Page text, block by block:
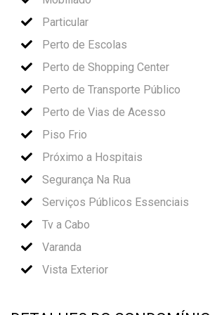
Particular
Perto de Escolas
Perto de Shopping Center
Perto de Transporte Público
Perto de Vias de Acesso
Piso Frio
Próximo a Hospitais
Segurança Na Rua
Serviços Públicos Essenciais
Tv a Cabo
Varanda
Vista Exterior